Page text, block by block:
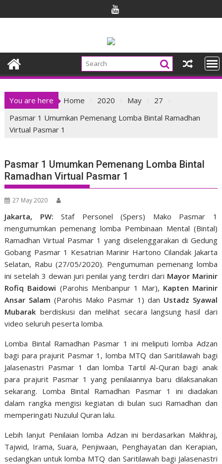
to
You are here Home 2020 May
27
Pasmar 1 Umumkan Pemenang Lomba Bintal Ramadhan
Virtual Pasmar 1
Pasmar 1 Umumkan Pemenang Lomba Bintal
Ramadhan Virtual Pasmar 1
27 May 2020
Jakarta, PW: Staf Personel (Spers) Mako Pasmar 1
mengumumkan pemenang lomba Pembinaan Mental (Bintal)
Ramadhan Virtual Pasmar 1 yang diselenggarakan di Gedung
Gobang Pasmar 1 Kesatrian Marinir Hartono Cilandak Jakarta
Selatan, Rabu (27/05/2020). Pengumuman pemenang lomba
ini setelah 3 dewan juri penilai yang terdiri dari Mayor Marinir
Rofiq Baidowi (Parohis Menbanpur 1 Mar), Kapten Marinir
Ansar Salam (Parohis Mako Pasmar 1) dan Ustadz Syawal
Mubarak berdiskusi dan melihat secara langsung hasil dari
video seluruh peserta lomba.
Lomba Bintal Ramadhan Pasmar 1 ini meliputi lomba Adzan
bagi para prajurit Pasmar 1, lomba MTQ dan Saritilawah bagi
Jalasenastri Pasmar 1 dan lomba Tartil Al-Quran bagi anak
para prajurit Pasmar 1 yang penilaiannya baru dilaksanakan
sekarang. Lomba Bintal Ramadhan Pasmar 1 ini diadakan
dalam rangka mengisi kegiatan di bulan suci Ramadhan dan
memperingati Nuzulul Quran lalu.
Lebih lanjut Penilaian lomba Adzan ini berdasarkan Makhraj,
Tajwid, Irama, Suara, Penjiwaan, Penghayatan dan Kerapian,
sedangkan untuk lomba MTQ dan Saritilawah bagi Jalasenastri